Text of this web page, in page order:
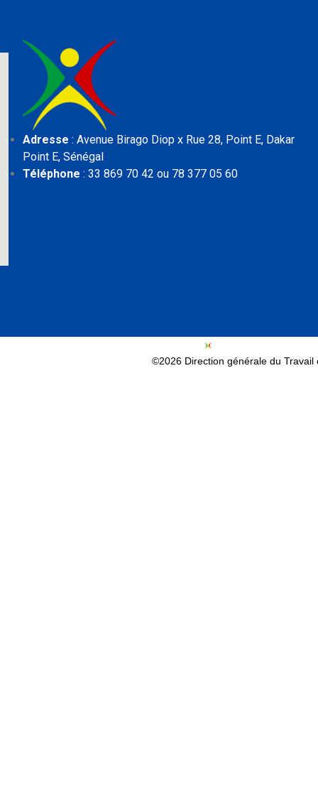
Adresse : Avenue Birago Diop x Rue 28, Point E, Dakar
Point E, Sénégal
Téléphone : 33 869 70 42 ou 78 377 05 60
©2026 Direction générale du Travail